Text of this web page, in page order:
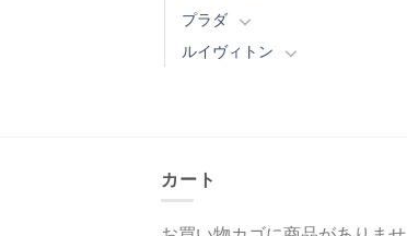
プラダ
ルイヴィトン
カート